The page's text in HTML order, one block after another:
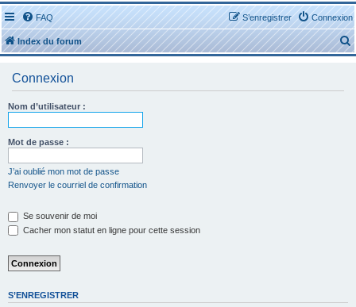
FAQ Connexion
S’enregistrer
Index du forum
e
Connexion
Nom d’utilisateur :
Mot de passe :
J’ai oublié mon mot de passe
Renvoyer le courriel de confirmation
Se souvenir de moi
Cacher mon statut en ligne pour cette session
S’ENREGISTRER